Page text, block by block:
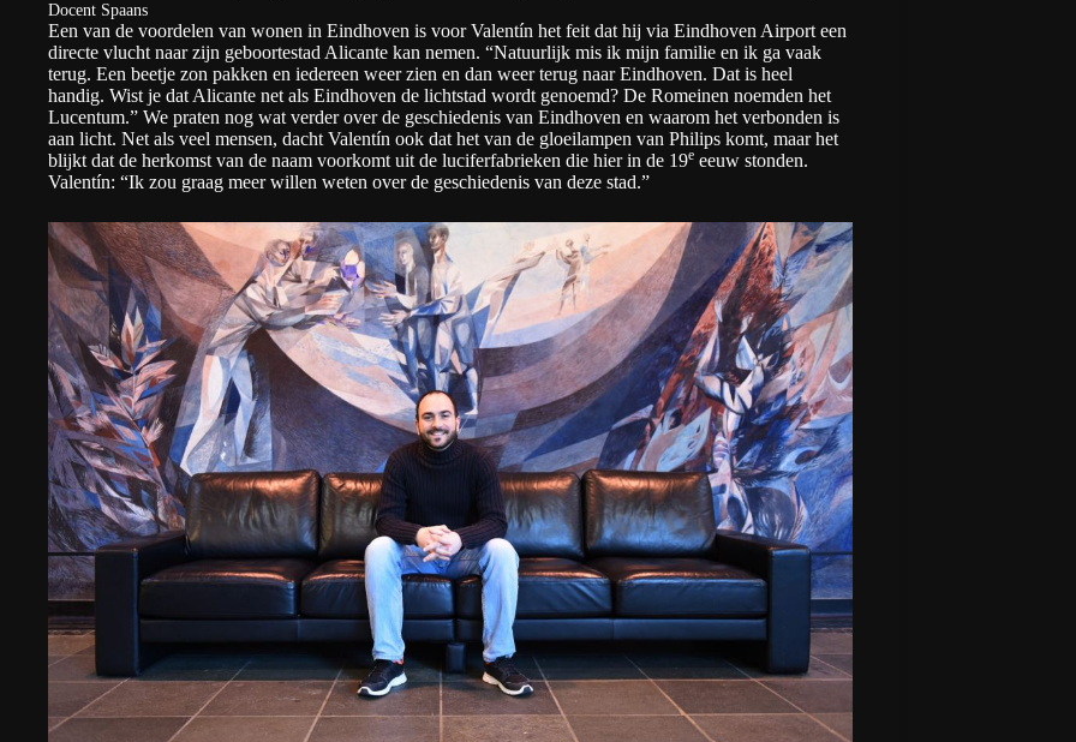
Docent Spaans
Een van de voordelen van wonen in Eindhoven is voor Valentín het feit dat hij via Eindhoven Airport een
directe vlucht naar zijn geboortestad Alicante kan nemen. “Natuurlijk mis ik mijn familie en ik ga vaak
terug. Een beetje zon pakken en iedereen weer zien en dan weer terug naar Eindhoven. Dat is heel
handig. Wist je dat Alicante net als Eindhoven de lichtstad wordt genoemd? De Romeinen noemden het
Lucentum.” We praten nog wat verder over de geschiedenis van Eindhoven en waarom het verbonden is
aan licht. Net als veel mensen, dacht Valentín ook dat het van de gloeilampen van Philips komt, maar het
blijkt dat de herkomst van de naam voorkomt uit de luciferfabrieken die hier in de 19e eeuw stonden.
Valentín: “Ik zou graag meer willen weten over de geschiedenis van deze stad.”